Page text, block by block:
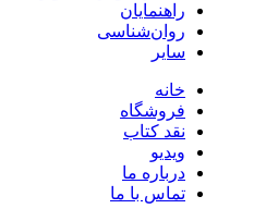
راهنمایان
روان‌شناسی
سایر
خانه
فروشگاه
نقد کتاب
ویدیو
درباره‌ ما
تماس با ما